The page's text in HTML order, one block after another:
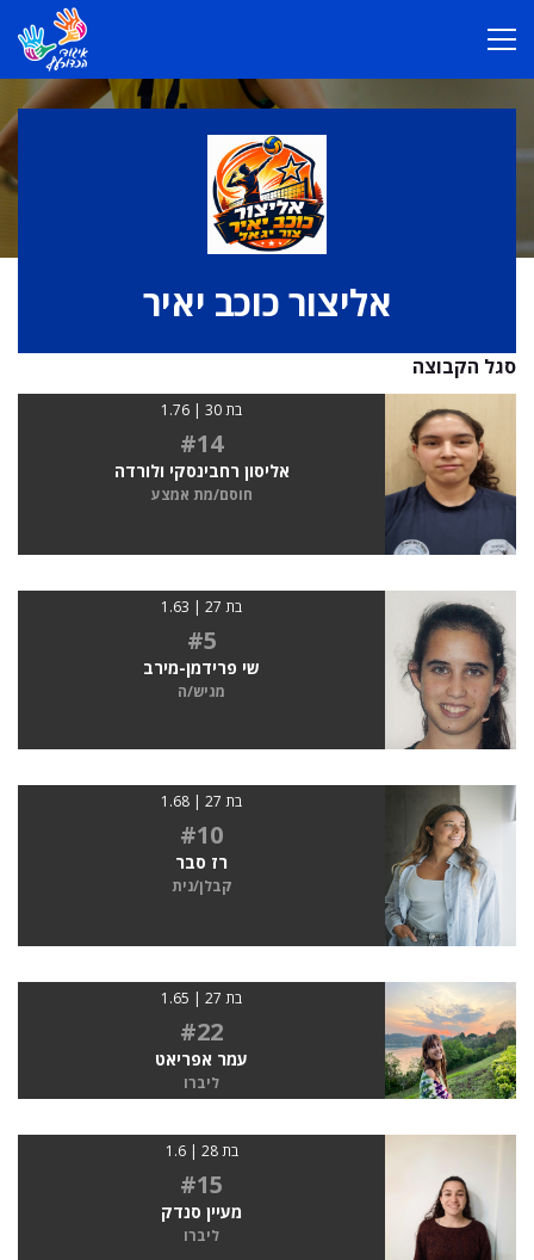
אליצור כוכב יאיר
סגל הקבוצה
בת 30 | 1.76
#14
אליסון רחבינסקי ולורדה
חוסם/מת אמצע
בת 27 | 1.63
#5
שי פרידמן-מירב
מגיש/ה
בת 27 | 1.68
#10
רז סבר
קבלן/נית
בת 27 | 1.65
#22
עמר אפריאט
ליברו
בת 28 | 1.6
#15
מעיין סנדק
ליברו